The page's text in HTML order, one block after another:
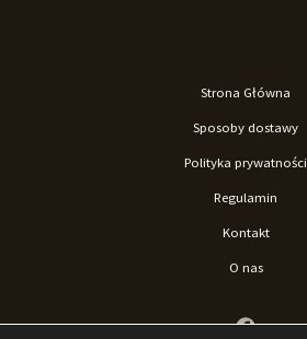
Strona Główna
Sposoby dostawy
Polityka prywatności
Regulamin
Kontakt
O nas